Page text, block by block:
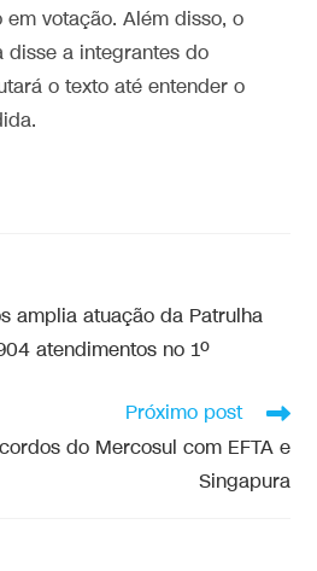
votação. Além disso, o
disse a integrantes do
o texto até entender o
amplia atuação da Patrulha
atendimentos no 1º
Próximo post
do Mercosul com EFTA e
Singapura